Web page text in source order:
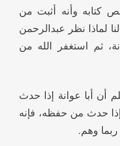
كتابه وأنه أثبت من
لماذا نظر عبدالرحمن
ثم استغفر الله من
أن أبا عوانة إذا حدث
حدث من حفظه، فإنه
وهم.